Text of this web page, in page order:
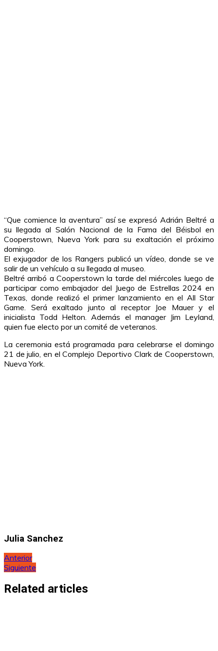
“Que comience la aventura” así se expresó Adrián Beltré a
su llegada al Salón Nacional de la Fama del Béisbol en
Cooperstown, Nueva York para su exaltación el próximo
domingo.
El exjugador de los Rangers publicó un vídeo, donde se ve
salir de un vehículo a su llegada al museo.
Beltré arribó a Cooperstown la tarde del miércoles luego de
participar como embajador del Juego de Estrellas 2024 en
Texas, donde realizó el primer lanzamiento en el All Star
Game. Será exaltado junto al receptor Joe Mauer y el
inicialista Todd Helton. Además el manager Jim Leyland,
quien fue electo por un comité de veteranos.
La ceremonia está programada para celebrarse el domingo
21 de julio, en el Complejo Deportivo Clark de Cooperstown,
Nueva York.
Julia Sanchez
Navegación
de
entradas
Anterior
Siguiente
Related articles